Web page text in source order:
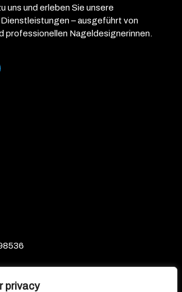
privacy
uns und erleben Sie unsere
– ausgeführt von
professionellen Nageldesignerinnen.